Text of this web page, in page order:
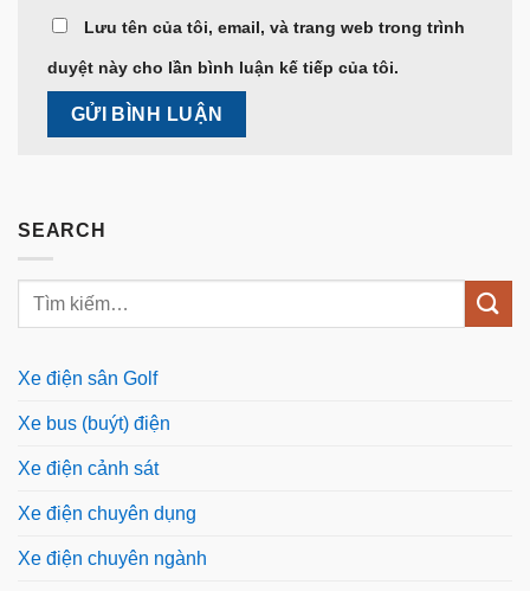
Lưu tên của tôi, email, và trang web trong trình
duyệt này cho lần bình luận kế tiếp của tôi.
SEARCH
Xe điện sân Golf
Xe bus (buýt) điện
Xe điện cảnh sát
Xe điện chuyên dụng
Xe điện chuyên ngành